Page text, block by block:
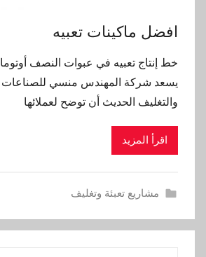
افضل ماكينات تعبيه
خط إنتاج تعبيه في عبوات النصف
يسعد شركة المهندس منسي للصناعات
والتغليف الحديث أن توضح لعملائها
اقرأ المزيد
مشاريع تعبئة وتغليف